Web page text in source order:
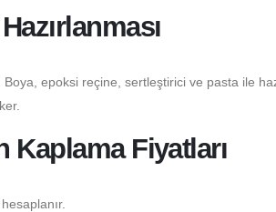
epoksi reçine, sertleştirici ve pasta ile
Fiyatları